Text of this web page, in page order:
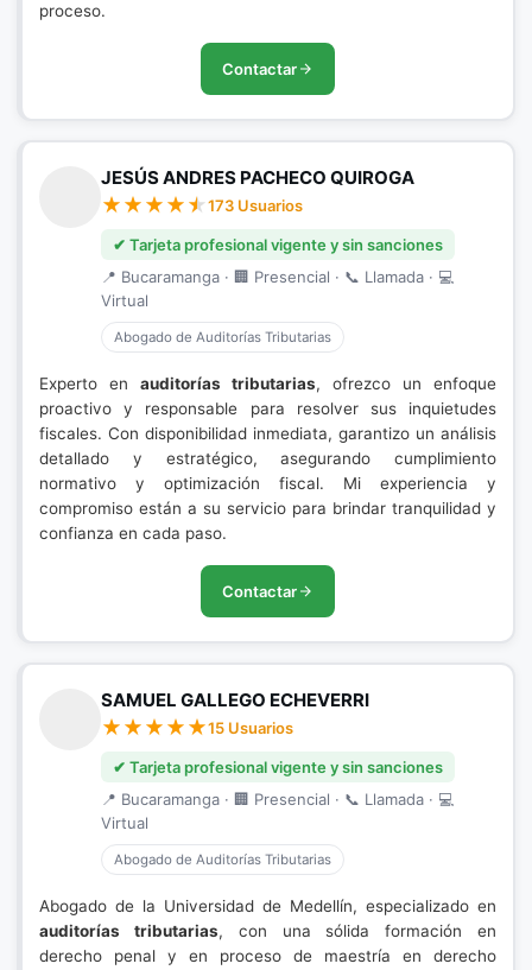
proceso.
Contactar
JESÚS ANDRES PACHECO QUIROGA
173 Usuarios
✔ Tarjeta profesional vigente y sin sanciones
📍 Bucaramanga · 🏢 Presencial · 📞 Llamada · 💻
Virtual
Abogado de Auditorías Tributarias
Experto en auditorías tributarias, ofrezco un enfoque
proactivo y responsable para resolver sus inquietudes
fiscales. Con disponibilidad inmediata, garantizo un análisis
detallado y estratégico, asegurando cumplimiento
normativo y optimización fiscal. Mi experiencia y
compromiso están a su servicio para brindar tranquilidad y
confianza en cada paso.
Contactar
SAMUEL GALLEGO ECHEVERRI
15 Usuarios
✔ Tarjeta profesional vigente y sin sanciones
📍 Bucaramanga · 🏢 Presencial · 📞 Llamada · 💻
Virtual
Abogado de Auditorías Tributarias
Abogado de la Universidad de Medellín, especializado en
auditorías tributarias, con una sólida formación en
derecho penal y en proceso de maestría en derecho